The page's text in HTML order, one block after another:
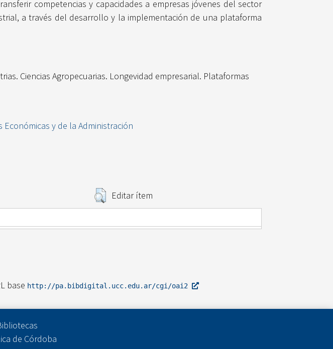
competencias y capacidades a empresas jóvenes del sector
a través del desarrollo y la implementación de una plataforma
Ciencias Agropecuarias. Longevidad empresarial. Plataformas
Económicas y de la Administración
Editar ítem
base http://pa.bibdigital.ucc.edu.ar/cgi/oai2
de Córdoba